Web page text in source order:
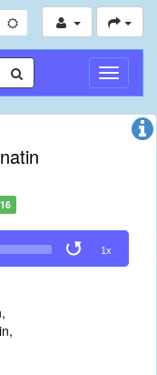
切
換
導
1x